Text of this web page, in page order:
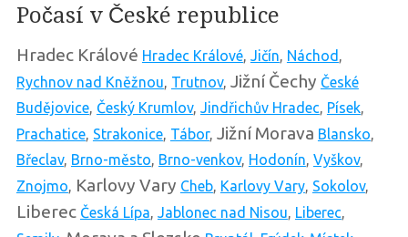
Počasí v České republice
Hradec Králové Hradec Králové, Jičín, Náchod ,
Rychnov nad Kněžnou, Trutnov, Jižní Čechy České
Budějovice, Český Krumlov, Jindřichův Hradec, Písek,
Prachatice, Strakonice, Tábor, Jižní Morava Blansko,
Břeclav, Brno-město, Brno-venkov, Hodonín, Vyškov,
Znojmo, Karlovy Vary Cheb, Karlovy Vary, Sokolov,
Liberec Česká Lípa, Jablonec nad Nisou, Liberec,